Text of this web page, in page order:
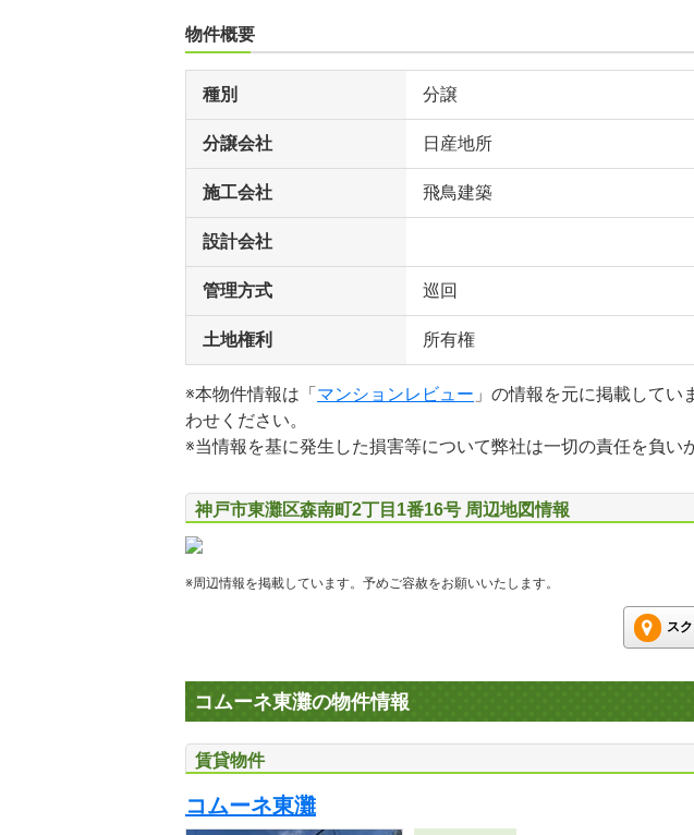
物件概要
種別 分譲
分譲会社 日産地所
施工会社 飛鳥建築
設計会社
管理方式 巡回
土地権利 所有権
※本物件情報は「 マンションレビュー 」の情報を元に掲載して
わせください。
※当情報を基に発生した損害等について弊社は一切の責任を負い
神戸市東灘区森南町2丁目1番16号 周辺地図情報
※周辺情報を掲載しています。予めご容赦をお願いいたします。
ス
コムーネ東灘の物件情報
賃貸物件
コムーネ東灘